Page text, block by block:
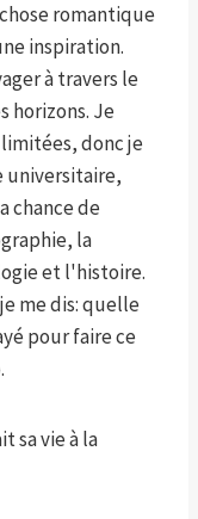
romantique
inspiration.
à travers le
horizons. Je
donc je
universitaire,
chance de
la
et l'histoire.
me dis: quelle
pour faire ce
sa vie à la